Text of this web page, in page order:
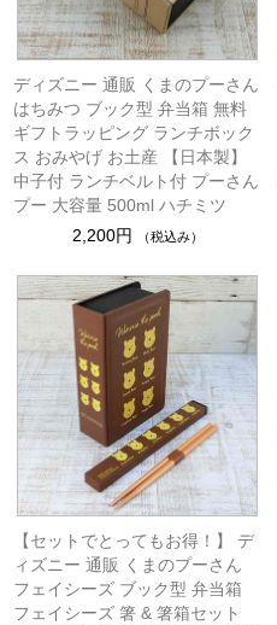
ディズニー 通販 くまのプーさん
はちみつ ブック型 弁当箱 無料
ギフトラッピング ランチボック
ス おみやげ お土産 【日本製】
中子付 ランチベルト付 プーさん
プー 大容量 500ml ハチミツ
2,200円
（税込み）
【セットでとってもお得！】 デ
ィズニー 通販 くまのプーさん
フェイシーズ ブック型 弁当箱
フェイシーズ 箸 & 箸箱セット